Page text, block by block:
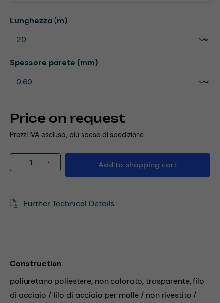
Price on request
Prezzi IVA esclusa, più spese di spedizione
Select
Lunghezza (m)
Select
Spessore parete (mm)
Product Quantity: Enter the desired
Add to shopping cart
Further Technical Details
Construction
poliuretano poliestere, non colorato, trasparente, filo
di acciaio / filo di acciaio per molle / non rivestito /